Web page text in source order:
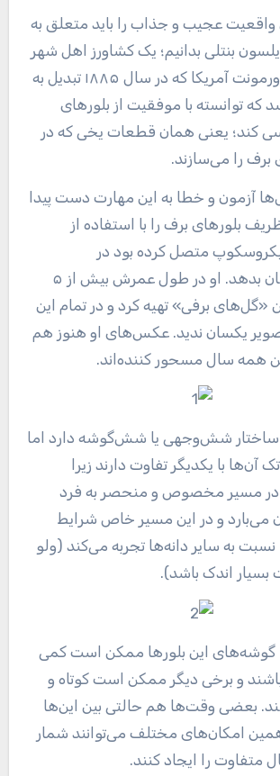
بنتلی بدانیم؛ یک کشاورز اهل شهر
جریکو در ایالت ورمونت آمریکا که در سال ۱۸۸۵ تبدیل به
توانسته با موفقیت از بلورهای
کند؛ یعنی همان قطعات یخی که در
برف را می‌سازند.
آزمون و خطا به این مهارت دست پیدا
بلورهای برف را با استفاده از
متصل کرده بود در
عکس‌هایش نشان بدهد. او در طول عمرش بیش از ۵
«گل‌های برفی» تهیه کرد و در تمام این
یکسان ندید. عکس‌های او هنوز هم
همه سال مسحور کننده‌اند.
ساختار شش‌وجهی یا شش‌گوشه دارد اما
با یکدیگر تفاوت دارند زیرا
در مسیر مخصوص و منحصر به فرد
و در این مسیر خاص شرایط
به سایر دانه‌ها تجربه می‌کند (ولو
بسیار اندک باشد).
یا گوشه‌های این بلورها ممکن است کمی
باشند و برخی دیگر ممکن است کوتاه و
بعضی وقت‌ها هم حالتی بین این‌ها
امکان‌های مختلف می‌توانند شمار
متفاوت را ایجاد کنند.